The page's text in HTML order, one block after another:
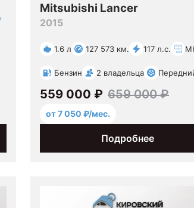
Mitsubishi Lancer
2015
1.6 л 127 573 км. 117 л.с.
Бензин 2 владельца
Подробнее
559 000 ₽ 659 000 ₽
от 7 050 ₽/мес.